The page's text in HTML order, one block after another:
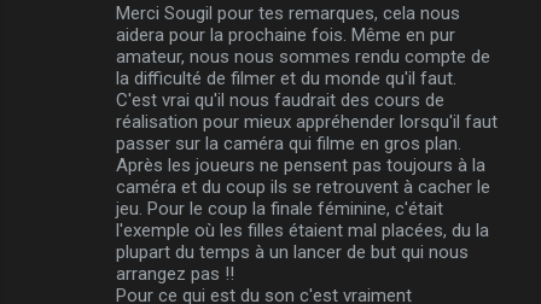
Merci Sougil pour tes remarques, cela nous
aidera pour la prochaine fois. Même en pur
amateur, nous nous sommes rendu compte de
la difficulté de filmer et du monde qu'il faut.
C'est vrai qu'il nous faudrait des cours de
réalisation pour mieux appréhender lorsqu'il faut
passer sur la caméra qui filme en gros plan.
Après les joueurs ne pensent pas toujours à la
caméra et du coup ils se retrouvent à cacher le
jeu. Pour le coup la finale féminine, c'était
l'exemple où les filles étaient mal placées, du la
plupart du temps à un lancer de but qui nous
arrangez pas !!
Pour ce qui est du son c'est vraiment